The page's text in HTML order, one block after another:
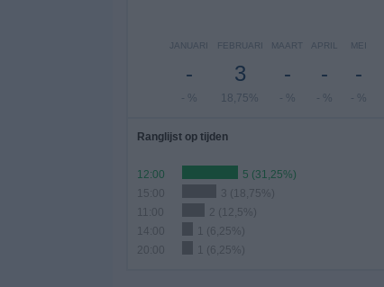
JANUARI
-
- %
FEBRUARI
3
18,75%
MAART
-
- %
APRIL
-
- %
MEI
-
- %
Ranglijst op tijden
12:00
5 (31,25%)
15:00
3 (18,75%)
2 (12,5%)
1 (6,25%)
20:00
1 (6,25%)